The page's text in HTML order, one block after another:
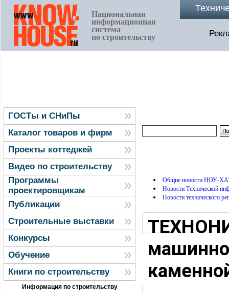
Национальная
информационная
система
по строительству
ГОСТы и СНиПы
Каталог товаров и фирм
Проекты коттеджей
Видео по строительству
Программы
проектировщикам
Публикации
Строительные выставки
Конкурсы
Обучение
Книги по строительству
Информация по строительству
Общие новости НОУ-
Новости Технической
Новости технического